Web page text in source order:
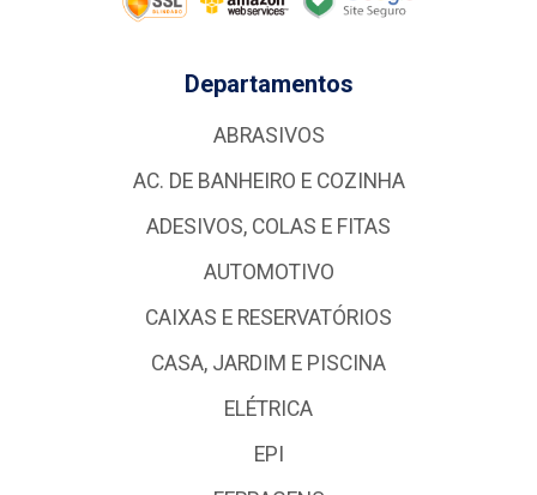
Departamentos
ABRASIVOS
AC. DE BANHEIRO E COZINHA
ADESIVOS, COLAS E FITAS
AUTOMOTIVO
CAIXAS E RESERVATÓRIOS
CASA, JARDIM E PISCINA
ELÉTRICA
EPI